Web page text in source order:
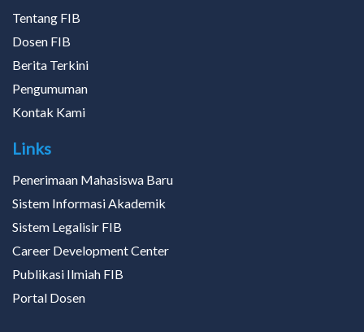
Tentang FIB
Dosen FIB
Berita Terkini
Pengumuman
Kontak Kami
Links
Penerimaan Mahasiswa Baru
Sistem Informasi Akademik
Sistem Legalisir FIB
Career Development Center
Publikasi Ilmiah FIB
Portal Dosen